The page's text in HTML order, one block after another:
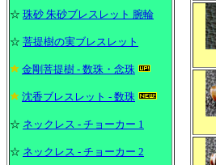
☆ 珠砂 朱砂ブレスレット 腕輪
☆ 菩提樹の実ブレスレット
金剛菩提樹 - 数珠・念珠
沈香ブレスレット - 数珠
☆ ネックレス - チョーカー 1
☆ ネックレス - チョーカー 2